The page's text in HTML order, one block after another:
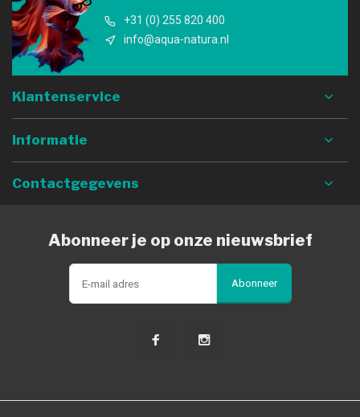
+31 (0) 255 820 400
info@aqua-natura.nl
Klantenservice
Informatie
Contactgegevens
Abonneer je op onze nieuwsbrief
Abonneer